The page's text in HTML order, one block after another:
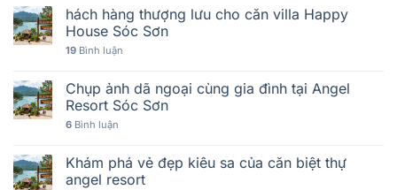
hách hàng thượng lưu cho căn villa Happy
House Sóc Sơn
19 Bình luận
Chụp ảnh dã ngoại cùng gia đình tại Angel
Resort Sóc Sơn
6 Bình luận
Khám phá vẻ đẹp kiêu sa của căn biệt thự
angel resort